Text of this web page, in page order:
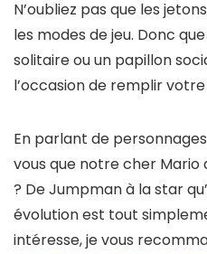
N’oubliez pas que les
les modes de jeu. Donc
solitaire ou un papillon
l’occasion de remplir
En parlant de
vous que notre cher
? De Jumpman à la star
évolution est tout
intéresse, je vous